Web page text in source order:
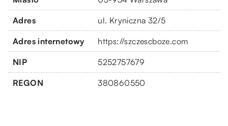
Adres ul. Kryniczna 32/5
Adres internetowy https://szczescboze.com
NIP 5252757679
REGON 380860550